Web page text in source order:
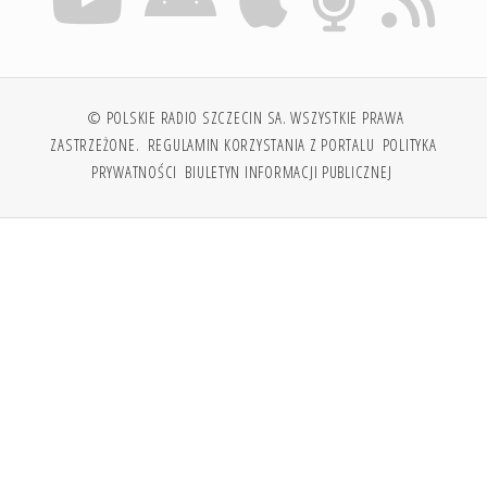
© POLSKIE RADIO SZCZECIN SA. WSZYSTKIE PRAWA
ZASTRZEŻONE. REGULAMIN KORZYSTANIA Z PORTALU POLITYKA
PRYWATNOŚCI BIULETYN INFORMACJI PUBLICZNEJ